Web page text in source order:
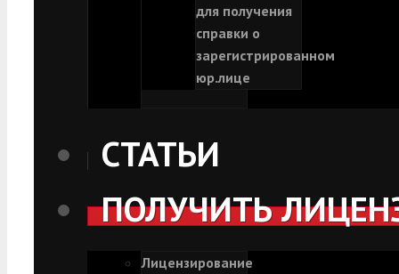
для получения
справки о
зарегистрированном
юр.лице
СТАТЬИ
ПОЛУЧИТЬ
Лицензирование